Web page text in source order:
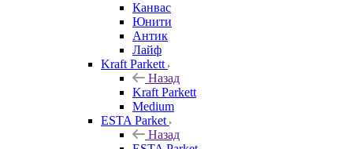
Канвас
Юнити
Антик
Лайф
Kraft Parkett
Назад
Kraft Parkett
Medium
ESTA Parket
Назад